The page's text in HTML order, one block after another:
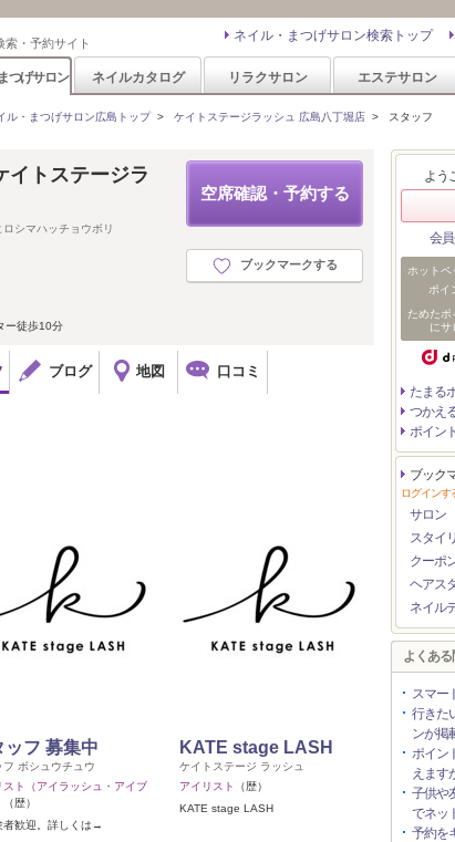
・予約サイト ネイル・まつげサロン検索トップ
つげサロン ネイルカタログ リラクサロン エステサロン
ル・まつげサロン広島トップ> ケイトステージラッシュ 広島八丁堀店 > スタッフ
空席確認・予約する
ブックマークする
イトステージラ
シマハッチョウボリ
ー徒歩10分
ブログ 地図 口コミ
ッフ 募集中
フ ボシュウチュウ
スト（アイラッシュ・アイブ
（歴）
者歓迎。詳しくは→
KATE stage LASH
ケイトステージ ラッシュ
アイリスト
（歴）
KATE stage LASH
よう
会
ホットペ
ポイ
ためたポ
にサ
たまる
つかえ
ポイン
ブック
ログインす
サロン
スタイ
クーポ
ヘアス
ネイル
よくあ
スマー
行きた
ンが掲
ポイン
えます
子供や
でネッ
予約を